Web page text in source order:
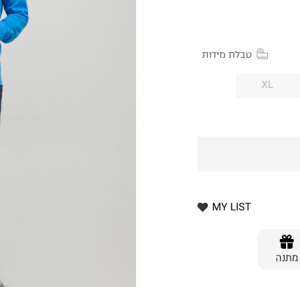
טבלת מידות
XL
MY LIST
מתנה